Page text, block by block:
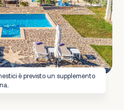
è previsto un supplemento